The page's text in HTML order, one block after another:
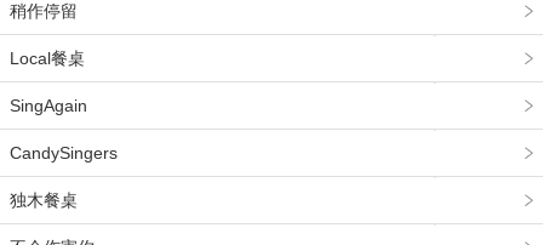
稍作停留
Local餐桌
SingAgain
CandySingers
独木餐桌